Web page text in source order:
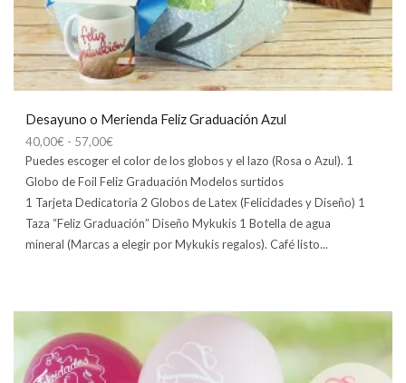
Desayuno o Merienda Feliz Graduación Azul
40,00€ - 57,00€
de
precios:
40,00€
hasta
57,00€
Puedes escoger el color de los globos y el lazo (Rosa o Azul). 1
Globo de Foil Feliz Graduación Modelos surtidos
1 Tarjeta Dedicatoria 2 Globos de Latex (Felicidades y Diseño) 1
Taza “Feliz Graduación” Diseño Mykukis 1 Botella de agua
mineral (Marcas a elegir por Mykukis regalos). Café listo...